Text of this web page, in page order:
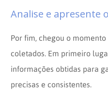
Analise e apresente
Por fim, chegou o
coletados. Em primeiro
informações obtidas para
precisas e consistentes.